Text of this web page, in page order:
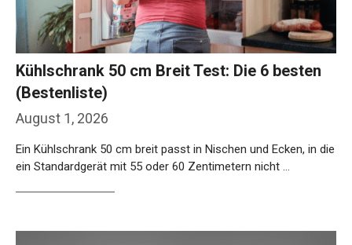
August 1, 2026
Kühlschrank 50 cm Breit Test: Die 6 besten
(Bestenliste)
Ein Kühlschrank 50 cm breit passt in Nischen und Ecken, in die
ein Standardgerät mit 55 oder 60 Zentimetern nicht …